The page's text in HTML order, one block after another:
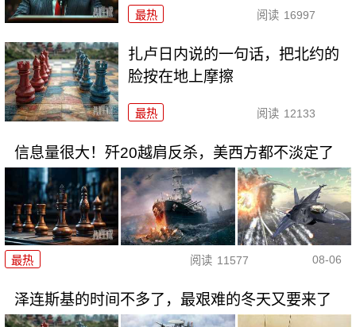
最热 阅读 16997
扎卢日内说的一句话，把北约的
脸按在地上摩擦
最热 阅读 12133
信息量很大！歼20越肩反杀，美西方都不淡定了
最热 阅读 11577 08-06
泽连斯基的时间不多了，最艰难的冬天又要来了